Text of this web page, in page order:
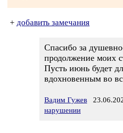
+ добавить замечания
Спасибо за
продолжение моих
Пусть июнь будет
вдохновенным во
Вадим Гужев
нарушении